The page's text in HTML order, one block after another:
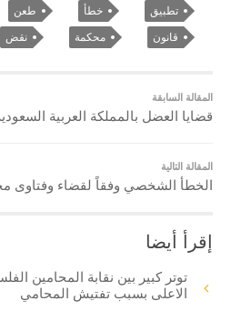
تطبيق خطأ طعن
قانون محكمة نقض
المقالة السابقة
قضايا العضل بالمملكة العربية
المقالة التالية
الخطأ الشخصي وفقاً لقضاء وفتاوى
إقرأ أيضا
توتر كبير بين نقابة المحامين
الاعلى بسبب تفتيش المحامي